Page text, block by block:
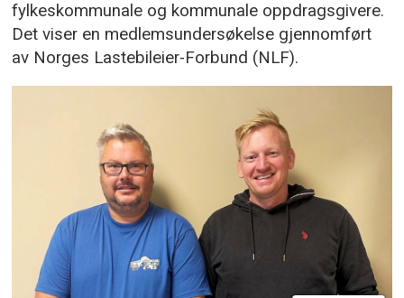
fylkeskommunale og kommunale oppdragsgivere.
Det viser en medlemsundersøkelse gjennomført
av Norges Lastebileier-Forbund (NLF).